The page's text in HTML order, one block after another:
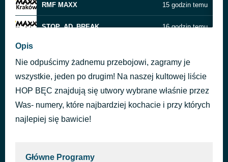
RMF MAXX 15 godzin temu
STOP_AD_BREAK 16 godzin temu
RMF MAXX 19 godzin temu
Opis
Nie odpuścimy żadnemu przebojowi, zagramy je
wszystkie, jeden po drugim! Na naszej kultowej liście
HOP BĘC znajdują się utwory wybrane właśnie przez
Was- numery, które najbardziej kochacie i przy których
najlepiej się bawicie!
Główne Programy